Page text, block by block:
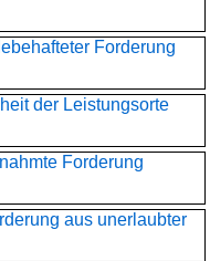
Forderung
der Leistungsorte
Forderung
aus unerlaubter